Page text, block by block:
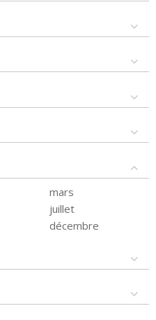
mars
juillet
décembre